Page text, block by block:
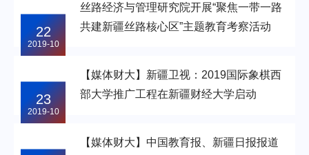
22
2019-10
丝路经济与管理研究院开展“聚焦一带一路
共建新疆丝路核心区”主题教育考察活动
23
2019-10
【媒体财大】新疆卫视：2019国际象棋西
部大学推广工程在新疆财经大学启动
【媒体财大】中国教育报、新疆日报报道